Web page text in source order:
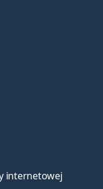
internetowej